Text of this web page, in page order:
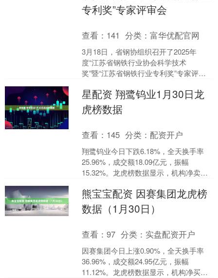
专利奖”专家评审会
查看： 141 分类：富华优配官网
3月18日，省钢协组织召开了2025年
度“江苏省钢铁行业协会科学技术
奖”暨“江苏省钢铁行业专利奖”专家评审
（300959）相结合的方....
星配资 翔鹭钨业1月30日龙
虎榜数据
查看： 145 分类：配资开户
翔鹭钨业今日下跌6.18%，全天换手率
25.96%，成交额18.09亿元，振幅
15.32%。龙虎榜数据显示，机构净卖出
7....
熊宝宝配资 因赛集团龙虎榜
数据（1月30日）
查看：97 分类： 实盘配资开户
因赛集团今日上涨0.90%，全天换手率
36.96%，成交额24.95亿元，振幅
11.12%。龙虎榜数据显示，机构净买入